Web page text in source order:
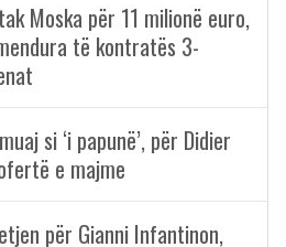
Moska për 11 milionë euro,
të kontratës 3-
si ‘i papunë’, për Didier
e majme
për Gianni Infantinon,